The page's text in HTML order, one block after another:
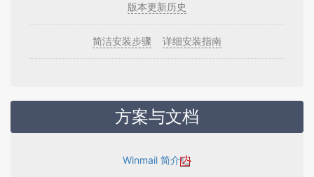
版本更新历史
简洁安装步骤 详细安装指南
方案与文档
Winmail 简介